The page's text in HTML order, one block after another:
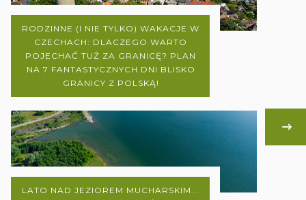
RODZINNE (I NIE TYLKO) WAKACJE W
CZECHACH: DLACZEGO WARTO
POJECHAĆ TUŻ ZA GRANICĘ? PLAN
NA 7 FANTASTYCZNYCH DNI BLISKO
GRANICY Z POLSKĄ!
LATO NAD JEZIOREM MUCHARSKIM...